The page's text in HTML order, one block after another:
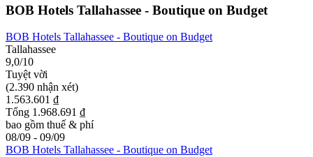
BOB Hotels Tallahassee - Boutique on Budget
BOB Hotels Tallahassee - Boutique on Budget
Tallahassee
9,0/10
Tuyệt vời
(2.390 nhận xét)
1.563.601 ₫
Tổng 1.968.691 ₫
bao gồm thuế & phí
08/09 - 09/09
BOB Hotels Tallahassee - Boutique on Budget